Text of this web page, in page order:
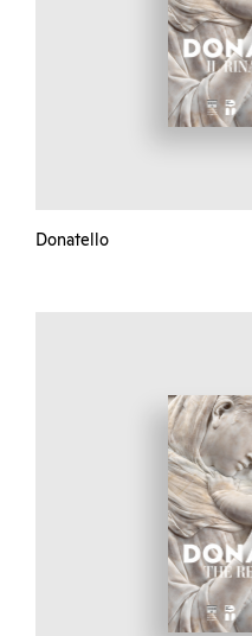
Donatello